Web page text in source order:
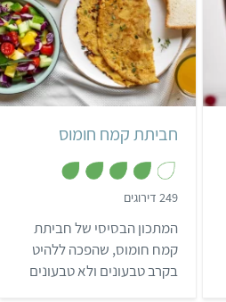
קל 15 דקות
2 מנות
חביתת קמח חומוס
249 דירוגים
.
9
מ
ת
ו
המתכון הבסיסי של חביתת
קמח חומוס, שהפכה ללהיט
בקרב טבעונים ולא טבעונים